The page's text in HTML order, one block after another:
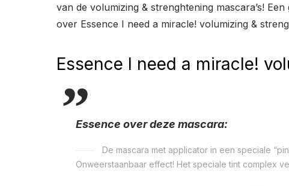
van de volumizing & strenghtening mascara’s!
over Essence I need a miracle! volumizing &
Essence I need a miracle!
Essence over deze mascara:
De mascara met applicator in een speciale
Onweerstaanbaar effect! Het speciale tint complex